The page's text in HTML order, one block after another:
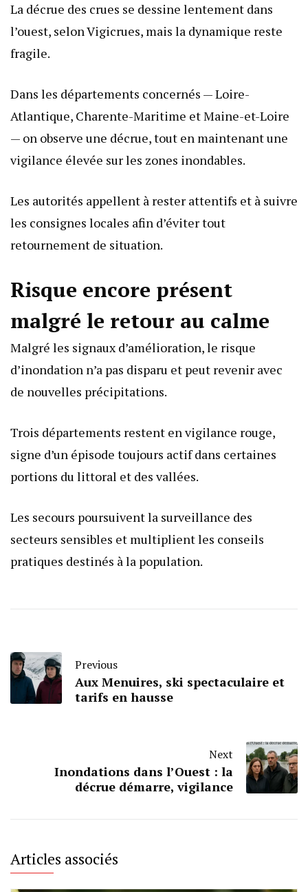
La décrue des crues se dessine lentement dans
l’ouest, selon Vigicrues, mais la dynamique reste
fragile.
Dans les départements concernés — Loire-
Atlantique, Charente-Maritime et Maine-et-Loire
— on observe une décrue, tout en maintenant une
vigilance élevée sur les zones inondables.
Les autorités appellent à rester attentifs et à suivre
les consignes locales afin d’éviter tout
retournement de situation.
Risque encore présent
malgré le retour au calme
Malgré les signaux d’amélioration, le risque
d’inondation n’a pas disparu et peut revenir avec
de nouvelles précipitations.
Trois départements restent en vigilance rouge,
signe d’un épisode toujours actif dans certaines
portions du littoral et des vallées.
Les secours poursuivent la surveillance des
secteurs sensibles et multiplient les conseils
pratiques destinés à la population.
Previous
Aux Menuires, ski spectaculaire et
tarifs en hausse
Next
Inondations dans l’Ouest : la
décrue démarre, vigilance
Articles associés